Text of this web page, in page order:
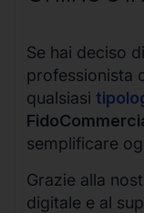
Se hai deciso di
professionista
qualsiasi
semplificare
Grazie alla
digitale e al